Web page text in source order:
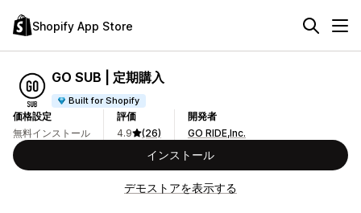
Shopify App Store
GO SUB | 定期購入
Built for Shopify
価格設定
無料インストール
評価
4.9
(26)
開発者
GO RIDE,Inc.
インストール
デモストアを表示する